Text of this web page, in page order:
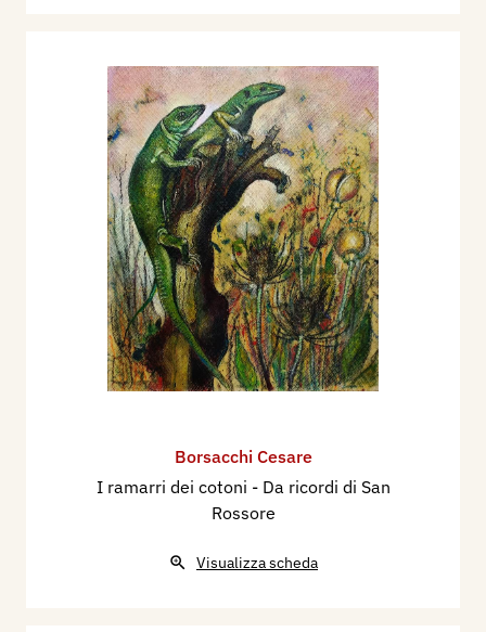
Borsacchi Cesare
I ramarri dei cotoni - Da ricordi di San
Rossore
Visualizza scheda